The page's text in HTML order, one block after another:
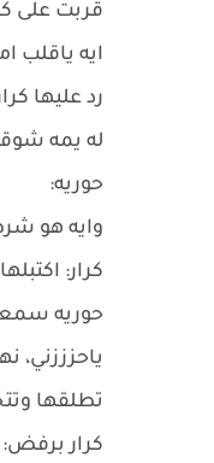
قربت على
ايه ياقلب
رد عليها
له يمه
حوريه:
وايه هو
كرار:
حوريه
ياحزززني،
تطلقها وتتجوز بدالها